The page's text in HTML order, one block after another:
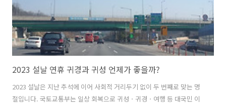
2023 설날 연휴 귀경과 귀성 언제가 좋을까?
2023 설날은 지난 추석에 이어 사회적 거리두기 없이 두 번째로 맞는 명
절입니다. 국토교통부는 일상 회복으로 귀성ㆍ귀경ㆍ여행 등 대국민 이